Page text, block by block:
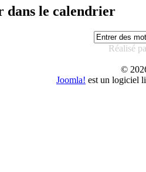
dans le calendrier
Réalisé
©
Joomla! est un logiciel